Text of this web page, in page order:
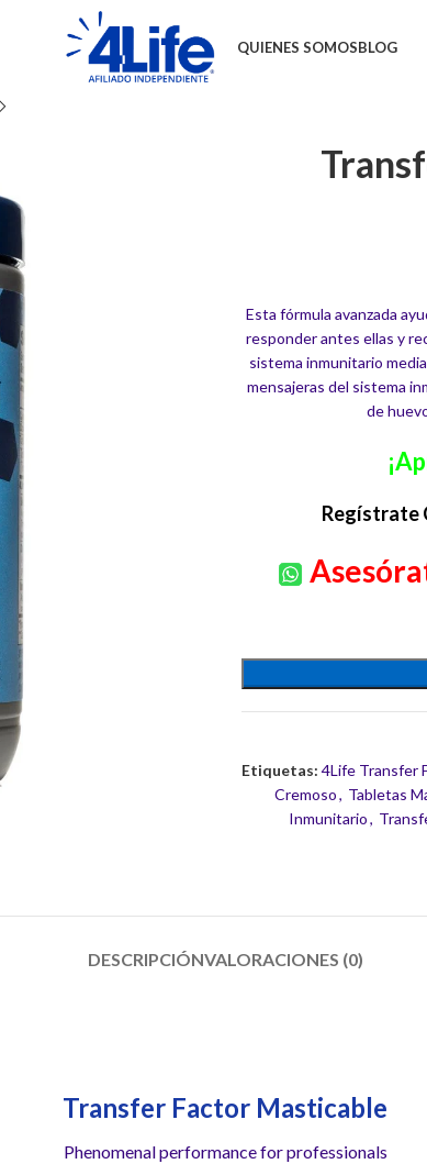
QUIENES SOMOSBLOG
Esta fórmula avanzada
responder antes ellas y
sistema inmunitario
mensajeras del sistema
de
Regístrate
Etiquetas: 4Life Transfer
Cremoso , Tabletas
Inmunitario,
DESCRIPCIÓNVALORACIONES (0)
Transfer Factor Masticable
Phenomenal performance for professionals